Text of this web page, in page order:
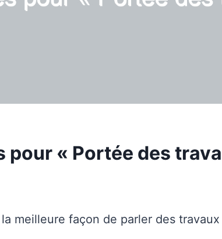
pour « Portée des
meilleure façon de parler des travaux